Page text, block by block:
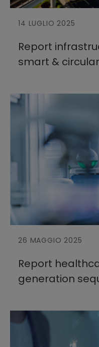
14 LUGLIO 2025
Report
smart &
26 MAGGIO 2025
Report
generation